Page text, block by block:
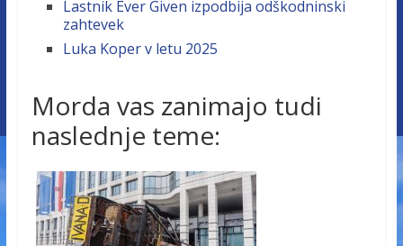
Lastnik Ever Given izpodbija odškodninski
zahtevek
Luka Koper v letu 2025
Morda vas zanimajo tudi
naslednje teme: